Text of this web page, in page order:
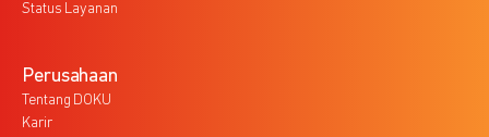
Status Layanan
Perusahaan
Tentang DOKU
Karir